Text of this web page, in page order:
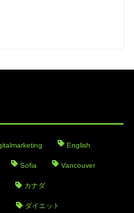
English
Sofia Vancouver
カナダ
ダイエット